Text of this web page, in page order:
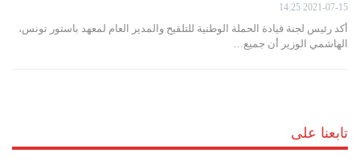
2021-07-15 14:25
أكد رئيس لجنة قيادة الحملة الوطنية للتلقيح والمدير العام لمعهد باستور تونس،
الهاشمي الوزير أن جميع…
تابعنا على